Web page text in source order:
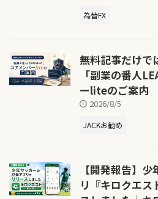
為替FX
無料記事だけで
「副業の番人
ーliteのご案内
2026/8/5
JACKお勧め
【開発報告】
リ『キロクエス